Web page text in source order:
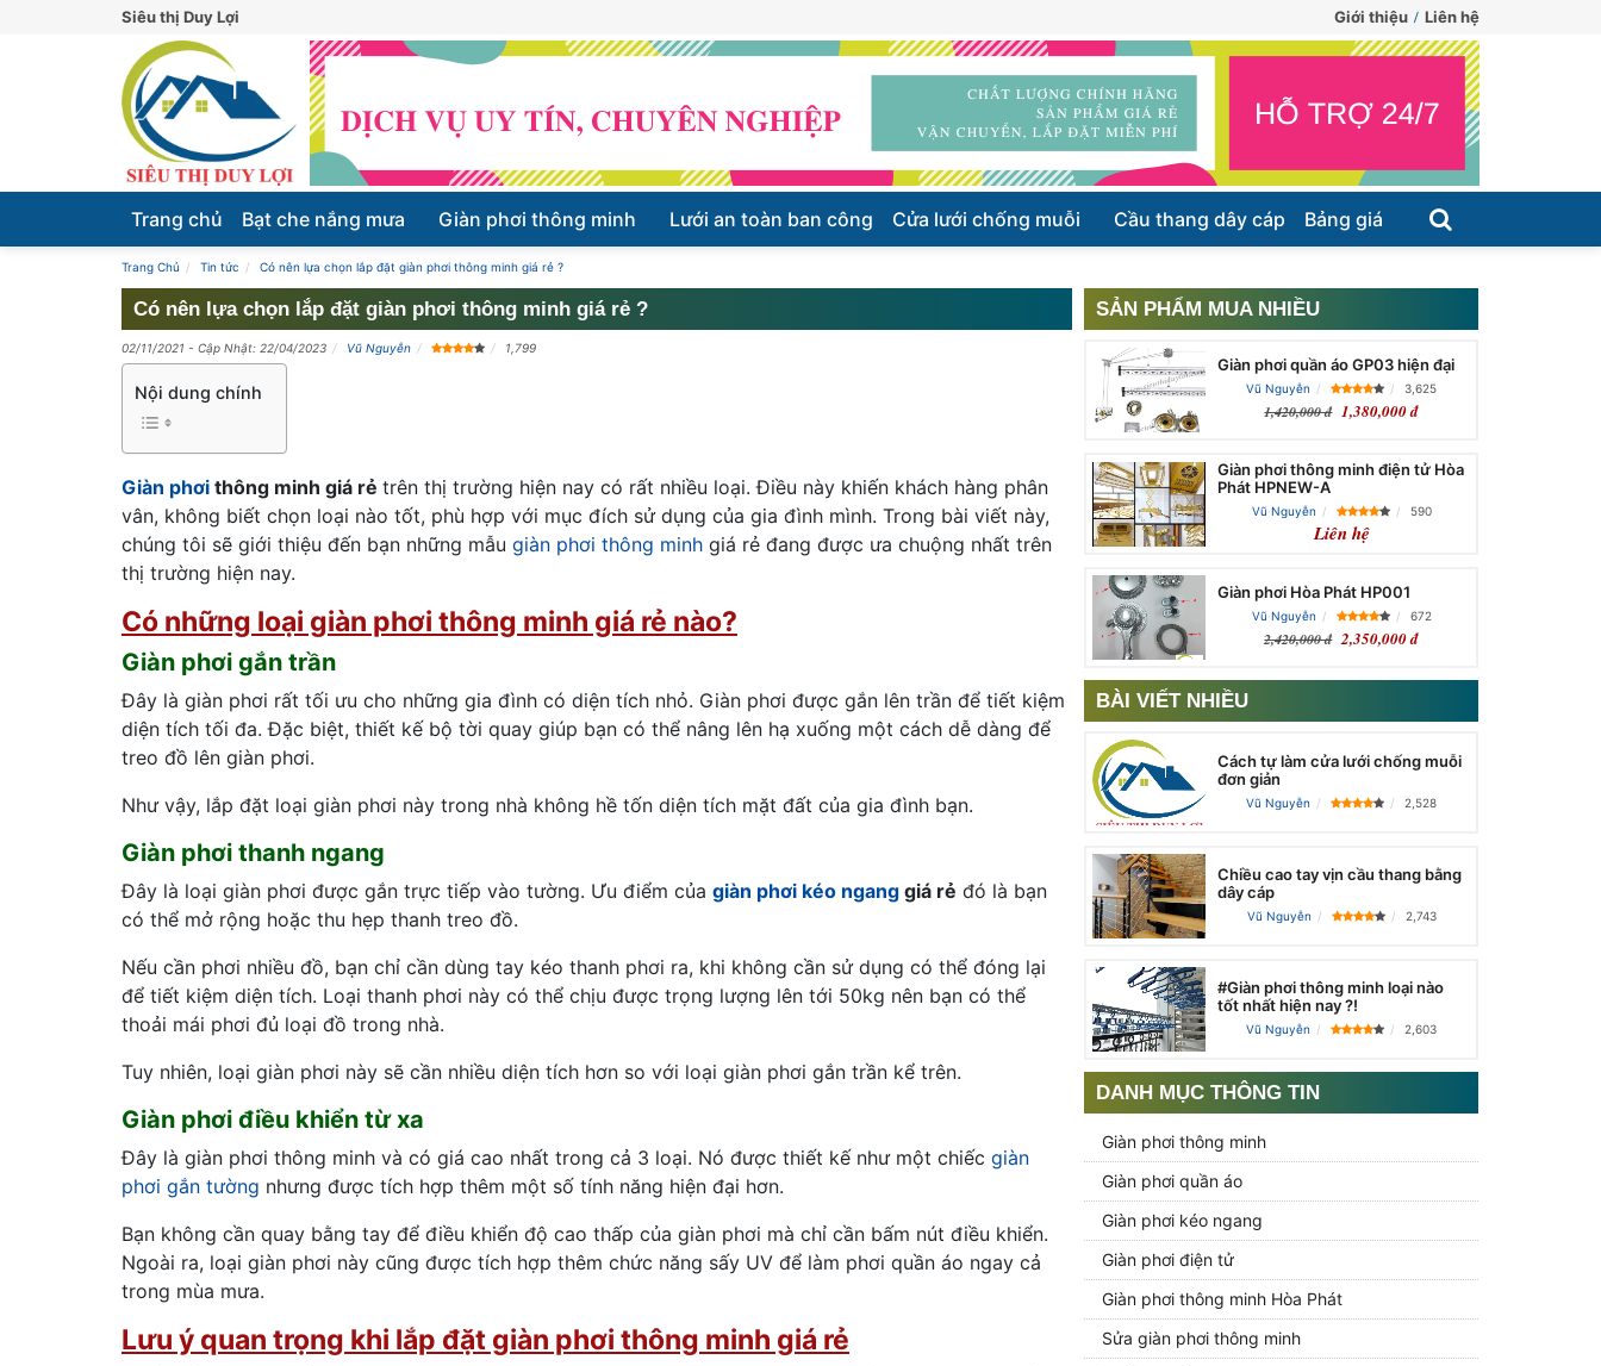
Siêu thị Duy Lợi Giới thiệu Liên hệ
Trang chủ Bạt che nắng mưa Giàn phơi thông minh Lưới an toàn ban công Cửa lưới chống muỗi Cầu thang dây cáp Bảng giá
Trang Chủ Tin tức Có nên lựa chọn lắp đặt giàn phơi thông minh giá rẻ ?
Có nên lựa chọn lắp đặt giàn phơi thông minh giá rẻ ?
02/11/2021 - Cập Nhật: 22/04/2023 Vũ Nguyễn 1,799
Nội dung chính
Giàn phơi thông minh giá rẻ trên thị trường hiện nay có rất nhiều loại. Điều này khiến khách hàng phân
vân, không biết chọn loại nào tốt, phù hợp với mục đích sử dụng của gia đình mình. Trong bài viết này,
chúng tôi sẽ giới thiệu đến bạn những mẫu giàn phơi thông minh giá rẻ đang được ưa chuộng nhất trên
thị trường hiện nay.
Có những loại giàn phơi thông minh giá rẻ nào?
Giàn phơi gắn trần
Đây là giàn phơi rất tối ưu cho những gia đình có diện tích nhỏ. Giàn phơi được gắn lên trần để tiết kiệm
diện tích tối đa. Đặc biệt, thiết kế bộ tời quay giúp bạn có thể nâng lên hạ xuống một cách dễ dàng để
treo đồ lên giàn phơi.
Như vậy, lắp đặt loại giàn phơi này trong nhà không hề tốn diện tích mặt đất của gia đình bạn.
Giàn phơi thanh ngang
Đây là loại giàn phơi được gắn trực tiếp vào tường. Ưu điểm của giàn phơi kéo ngang giá rẻ đó là bạn
có thể mở rộng hoặc thu hẹp thanh treo đồ.
Nếu cần phơi nhiều đồ, bạn chỉ cần dùng tay kéo thanh phơi ra, khi không cần sử dụng có thể đóng lại
để tiết kiệm diện tích. Loại thanh phơi này có thể chịu được trọng lượng lên tới 50kg nên bạn có thể
thoải mái phơi đủ loại đồ trong nhà.
Tuy nhiên, loại giàn phơi này sẽ cần nhiều diện tích hơn so với loại giàn phơi gắn trần kể trên.
Giàn phơi điều khiển từ xa
Đây là giàn phơi thông minh và có giá cao nhất trong cả 3 loại. Nó được thiết kế như một chiếc giàn
phơi gắn tường nhưng được tích hợp thêm một số tính năng hiện đại hơn.
Bạn không cần quay bằng tay để điều khiển độ cao thấp của giàn phơi mà chỉ cần bấm nút điều khiển.
Ngoài ra, loại giàn phơi này cũng được tích hợp thêm chức năng sấy UV để làm phơi quần áo ngay cả
trong mùa mưa.
Lưu ý quan trọng khi lắp đặt giàn phơi thông minh giá rẻ
SẢN PHẨM MUA NHIỀU
Giàn phơi quần áo GP03 hiện đại
Vũ Nguyễn 3,625
1,420,000 đ 1,380,000 đ
Giàn phơi thông minh điện tử Hòa
Phát HPNEW-A
Vũ Nguyễn 590
Liên hệ
Giàn phơi Hòa Phát HP001
Vũ Nguyễn 672
2,420,000 đ 2,350,000 đ
BÀI VIẾT NHIỀU
Cách tự làm cửa lưới chống muỗi
đơn giản
Vũ Nguyễn 2,528
Chiều cao tay vịn cầu thang bằng
dây cáp
Vũ Nguyễn 2,743
#Giàn phơi thông minh loại nào
tốt nhất hiện nay ?!
Vũ Nguyễn 2,603
DANH MỤC THÔNG TIN
Giàn phơi thông minh
Giàn phơi quần áo
Giàn phơi kéo ngang
Giàn phơi điện tử
Giàn phơi thông minh Hòa Phát
Sửa giàn phơi thông minh